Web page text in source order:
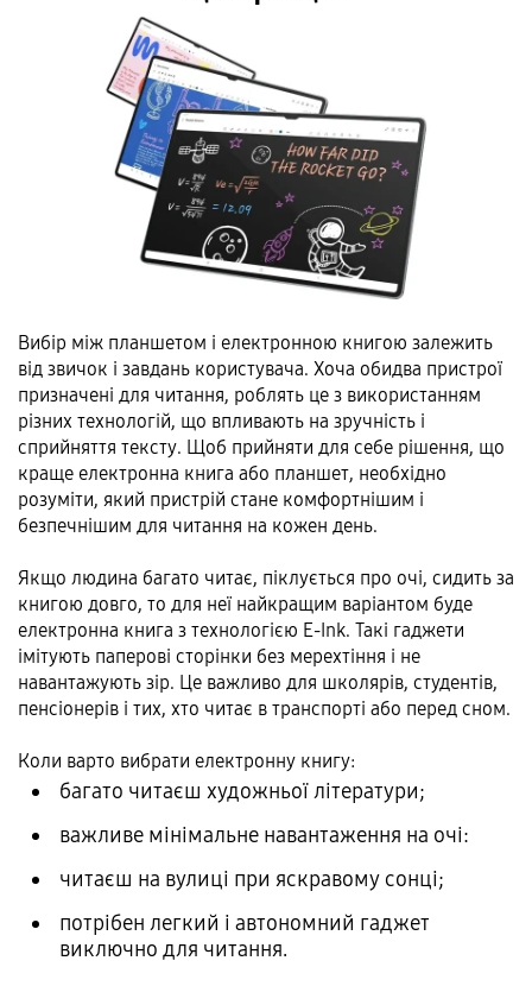
Вибір між планшетом і електронною книгою залежить
від звичок і завдань користувача. Хоча обидва пристрої
призначені для читання, роблять це з використанням
різних технологій, що впливають на зручність і
сприйняття тексту. Щоб прийняти для себе рішення, що
краще електронна книга або планшет, необхідно
розуміти, який пристрій стане комфортнішим і
безпечнішим для читання на кожен день.
Якщо людина багато читає, піклується про очі, сидить за
книгою довго, то для неї найкращим варіантом буде
електронна книга з технологією E-Ink. Такі гаджети
імітують паперові сторінки без мерехтіння і не
навантажують зір. Це важливо для школярів, студентів,
пенсіонерів і тих, хто читає в транспорті або перед сном.
Коли варто вибрати електронну книгу:
багато читаєш художньої літератури;
важливе мінімальне навантаження на очі:
читаєш на вулиці при яскравому сонці;
потрібен легкий і автономний гаджет
виключно для читання.